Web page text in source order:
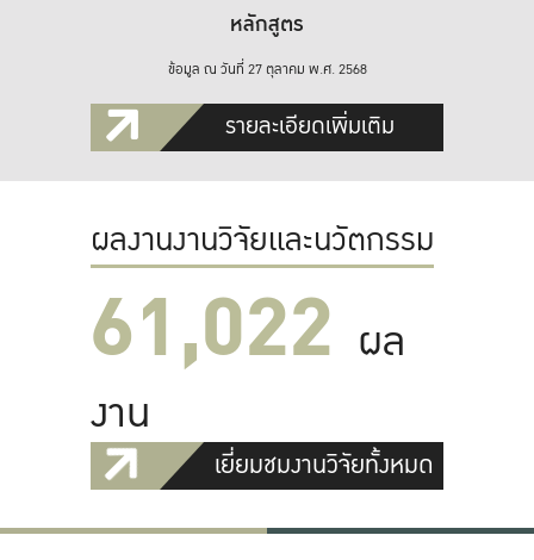
หลักสูตร
ข้อมูล ณ วันที่ 27 ตุลาคม พ.ศ. 2568
รายละเอียดเพิ่มเติม
ผลงานงานวิจัยและนวัตกรรม
61,022 ผล
งาน
เยี่ยมชมงานวิจัยทั้งหมด